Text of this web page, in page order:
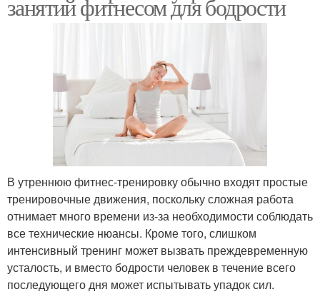
занятий фитнесом для бодрости
В утреннюю фитнес-тренировку обычно входят простые
тренировочные движения, поскольку сложная работа
отнимает много времени из-за необходимости соблюдать
все технические нюансы. Кроме того, слишком
интенсивный тренинг может вызвать преждевременную
усталость, и вместо бодрости человек в течение всего
последующего дня может испытывать упадок сил.